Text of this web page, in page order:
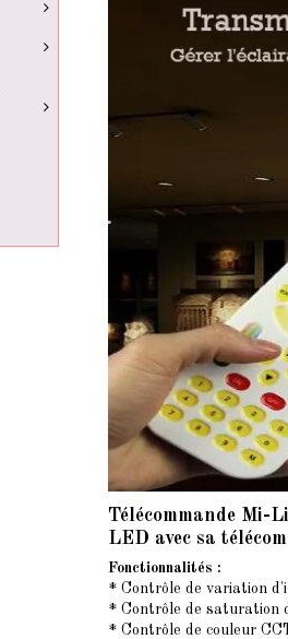
Télécommande Mi-
LED avec sa
Fonctionnalités :
* Contrôle de variation
* Contrôle de saturation
* Contrôle de couleur